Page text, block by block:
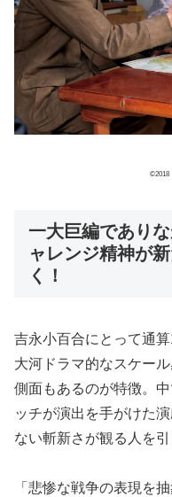
©2018
一大巨編であり
ャレンジ精神が
く！
吉永小百合にとって通
大河ドラマ的なスケー
側面もあるのが特徴。
ッチが演出を手がけた
ない斬新さが観る人を引
「悲惨な戦争の表現を